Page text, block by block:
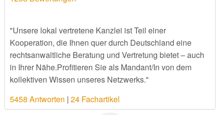
"Unsere lokal vertretene Kanzlei ist Teil einer
Kooperation, die Ihnen quer durch Deutschland eine
rechtsanwaltliche Beratung und Vertretung bietet – auch
in Ihrer Nähe.Profitieren Sie als Mandant/In von dem
kollektiven Wissen unseres Netzwerks."
5458 Antworten | 24 Fachartikel